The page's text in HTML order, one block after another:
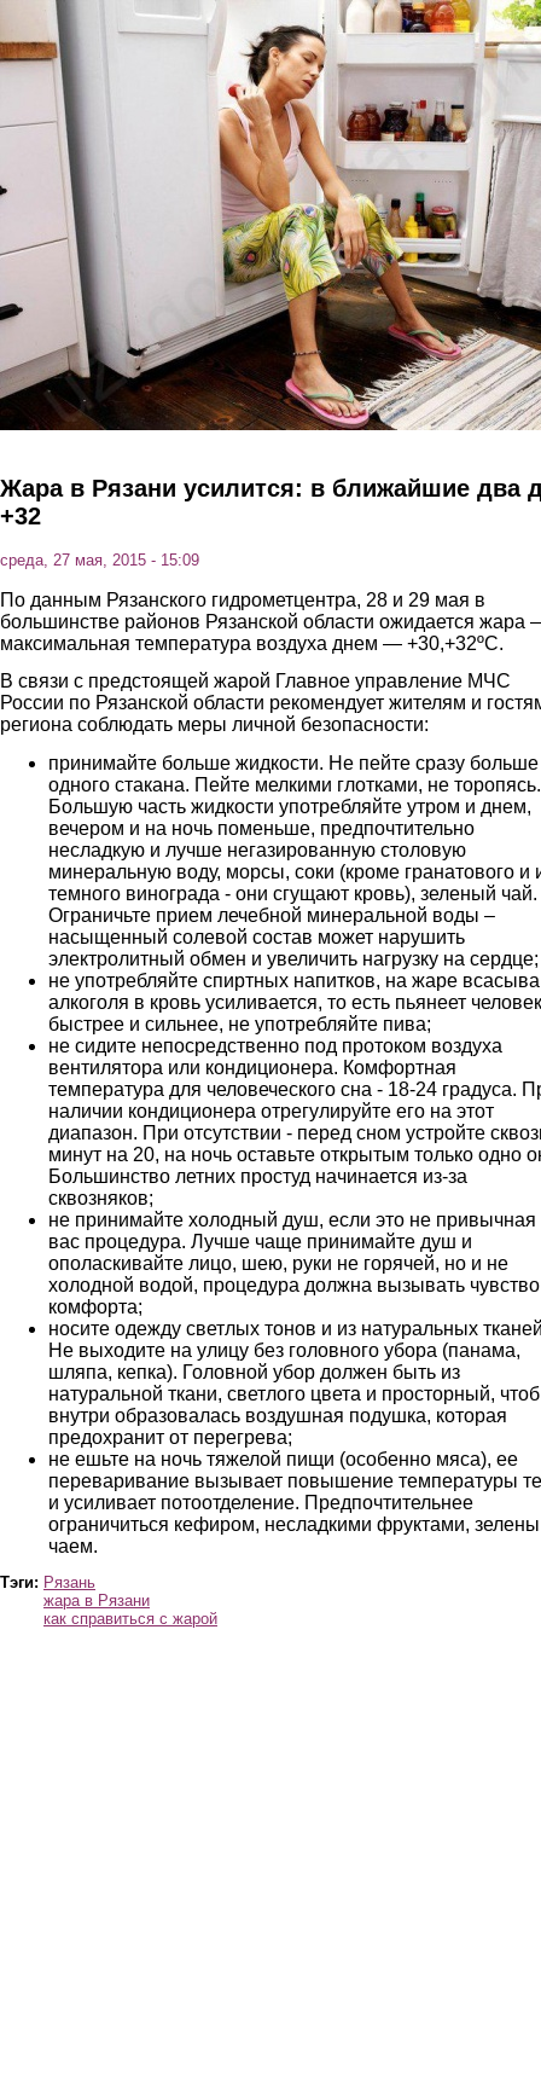
Перейти к основному содержанию
Жара в Рязани усилится: в ближайшие два
+32
среда, 27 мая, 2015 - 15:09
По данным Рязанского гидрометцентра, 28 и 29 мая в
большинстве районов Рязанской области ожидается жара
максимальная температура воздуха днем — +30,+32ºС.
В связи с предстоящей жарой Главное управление МЧС
России по Рязанской области рекомендует жителям и
региона соблюдать меры личной безопасности:
принимайте больше жидкости. Не пейте сразу больше
одного стакана. Пейте мелкими глотками, не торопясь.
Большую часть жидкости употребляйте утром и днем,
вечером и на ночь поменьше, предпочтительно
несладкую и лучше негазированную столовую
минеральную воду, морсы, соки (кроме гранатового и
темного винограда - они сгущают кровь), зеленый чай.
Ограничьте прием лечебной минеральной воды –
насыщенный солевой состав может нарушить
электролитный обмен и увеличить нагрузку на
не употребляйте спиртных напитков, на жаре
алкоголя в кровь усиливается, то есть пьянеет человек
быстрее и сильнее, не употребляйте пива;
не сидите непосредственно под протоком воздуха
вентилятора или кондиционера. Комфортная
температура для человеческого сна - 18-24 градуса.
наличии кондиционера отрегулируйте его на этот
диапазон. При отсутствии - перед сном устройте
минут на 20, на ночь оставьте открытым только одно
Большинство летних простуд начинается из-за
сквозняков;
не принимайте холодный душ, если это не привычная
вас процедура. Лучше чаще принимайте душ и
ополаскивайте лицо, шею, руки не горячей, но и не
холодной водой, процедура должна вызывать чувство
комфорта;
носите одежду светлых тонов и из натуральных
Не выходите на улицу без головного убора (панама,
шляпа, кепка). Головной убор должен быть из
натуральной ткани, светлого цвета и просторный,
внутри образовалась воздушная подушка, которая
предохранит от перегрева;
не ешьте на ночь тяжелой пищи (особенно мяса), ее
переваривание вызывает повышение температуры
и усиливает потоотделение. Предпочтительнее
ограничиться кефиром, несладкими фруктами,
чаем.
Тэги: Рязань
жара в Рязани
как справиться с жарой